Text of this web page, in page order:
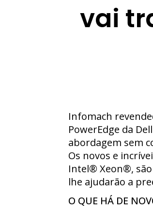
vai
Infomach
PowerEdge da
abordagem sem
Os novos e
Intel® Xeon®,
lhe ajudarão a
O QUE HÁ DE